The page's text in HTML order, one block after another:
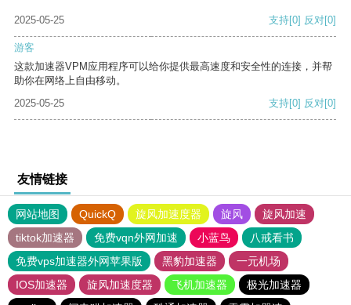
2025-05-25 支持[0] 反对[0]
游客
这款加速器VPM应用程序可以给你提供最高速度和安全性的连接，并帮
助你在网络上自由移动。
2025-05-25
支持[0] 反对[0]
友情链接
网站地图 QuickQ 旋风加速度器 旋风
旋风加速
tiktok加速器
免费vqn外网加速 小蓝鸟
八戒看书
免费vps加速器外网苹果版
黑豹加速器
一元机场
IOS加速器
旋风加速度器 飞机加速器
极光加速器